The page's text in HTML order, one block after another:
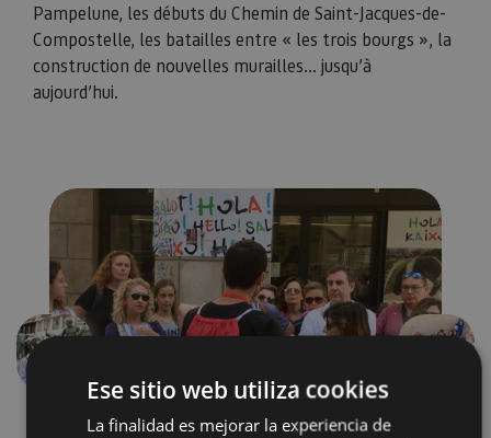
Pampelune, les débuts du Chemin de Saint-Jacques-de-
Compostelle, les batailles entre « les trois bourgs », la
construction de nouvelles murailles... jusqu’à
aujourd’hui.
Suivant
Ese sitio web utiliza cookies
La finalidad es mejorar la experiencia de